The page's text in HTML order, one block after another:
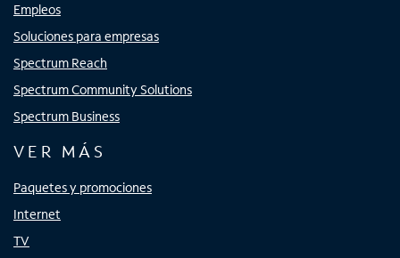
Empleos
Soluciones para empresas
Spectrum Reach
Spectrum Community Solutions
Spectrum Business
VER MÁS
Paquetes y promociones
Internet
TV